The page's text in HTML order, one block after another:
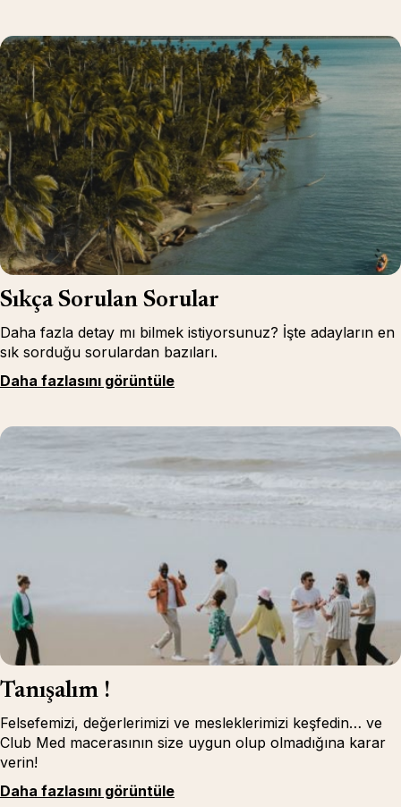
Sıkça Sorulan Sorular
Daha fazla detay mı bilmek istiyorsunuz? İşte adayların en
sık sorduğu sorulardan bazıları.
Daha fazlasını görüntüle
Tanışalım !
Felsefemizi, değerlerimizi ve mesleklerimizi keşfedin… ve
Club Med macerasının size uygun olup olmadığına karar
verin!
Daha fazlasını görüntüle